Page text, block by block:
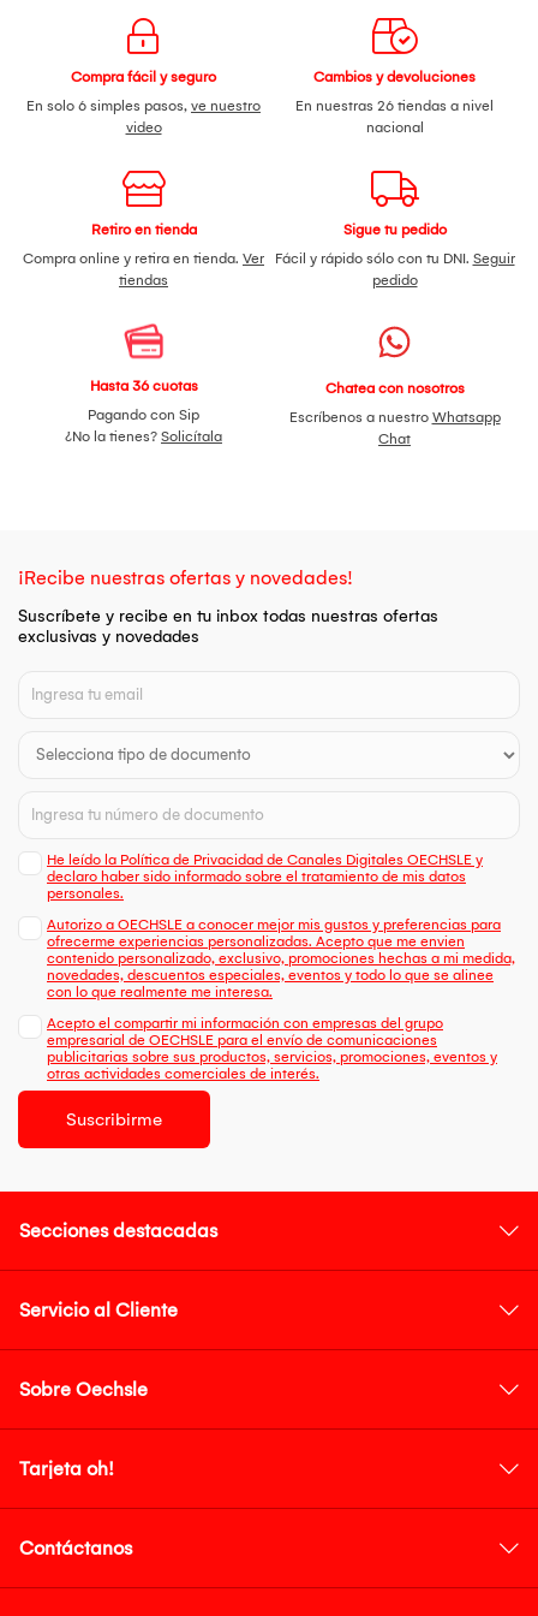
Compra fácil y seguro
En solo 6 simples pasos, ve nuestro
video
Cambios y devoluciones
En nuestras 26 tiendas a nivel
nacional
Retiro en tienda
Compra online y retira en tienda. Ver
tiendas
Sigue tu pedido
Fácil y rápido sólo con tu DNI. Seguir
pedido
Hasta 36 cuotas
Pagando con Sip
¿No la tienes? Solicítala
Chatea con nosotros
Escríbenos a nuestro Whatsapp
Chat
¡Recibe nuestras ofertas y novedades!
Suscríbete y recibe en tu inbox todas nuestras ofertas
exclusivas y novedades
He leído la Política de Privacidad de Canales Digitales OECHSLE y
declaro haber sido informado sobre el tratamiento de mis datos
personales.
Autorizo a OECHSLE a conocer mejor mis gustos y preferencias para
ofrecerme experiencias personalizadas. Acepto que me envien
contenido personalizado, exclusivo, promociones hechas a mi medida,
novedades, descuentos especiales, eventos y todo lo que se alinee
con lo que realmente me interesa.
Acepto el compartir mi información con empresas del grupo
empresarial de OECHSLE para el envío de comunicaciones
publicitarias sobre sus productos, servicios, promociones, eventos y
otras actividades comerciales de interés.
Suscribirme
Secciones destacadas
Servicio al Cliente
Sobre Oechsle
Tarjeta oh!
Contáctanos